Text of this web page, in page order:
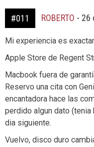
#011 ROBERTO - 26
Mi experiencia es
Apple Store de Regent
Macbook fuera de
Reservo una cita con
encantadora hace las
perdido algun dato
dia siguiente.
Vuelvo, disco duro